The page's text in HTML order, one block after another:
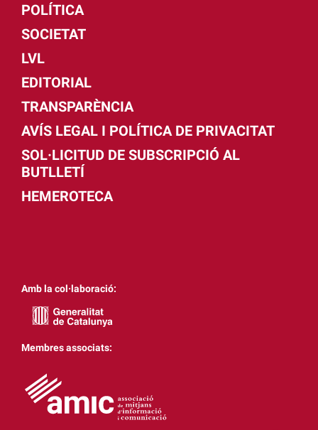
POLÍTICA
SOCIETAT
LVL
EDITORIAL
TRANSPARÈNCIA
AVÍS LEGAL I POLÍTICA DE PRIVACITAT
SOL·LICITUD DE SUBSCRIPCIÓ AL
BUTLLETÍ
HEMEROTECA
Amb la col·laboració:
Membres associats: